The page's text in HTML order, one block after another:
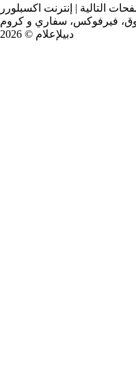
التالية | إنترنت اكسبلورر
دبيلإعلام © 2026